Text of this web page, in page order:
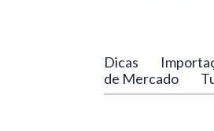
Dicas
de Mercado